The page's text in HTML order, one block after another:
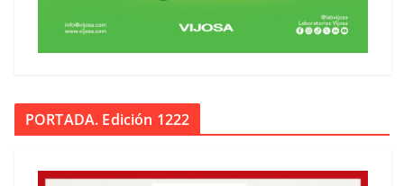
PORTADA. Edición 1222